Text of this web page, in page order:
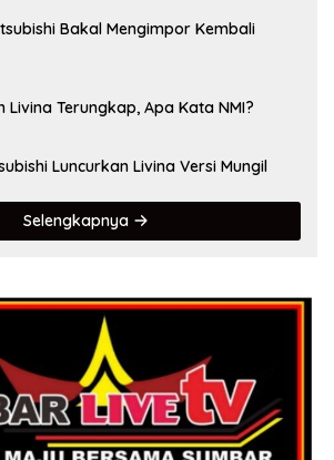
Bakal Mengimpor Kembali
Livina Terungkap, Apa Kata NMI?
Luncurkan Livina Versi Mungil
Selengkapnya